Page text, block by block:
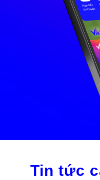
Tin tức